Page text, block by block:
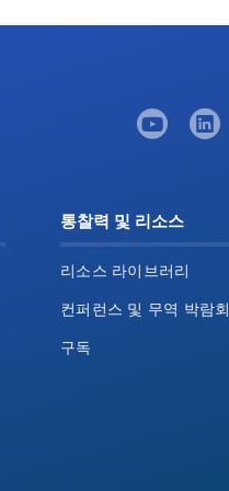
통찰력 및 리소스
리소스 라이브러리
컨퍼런스 및 무역 박람회
구독